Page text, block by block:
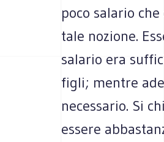
poco salario
tale nozione.
salario era
figli; mentre
necessario. Si
essere